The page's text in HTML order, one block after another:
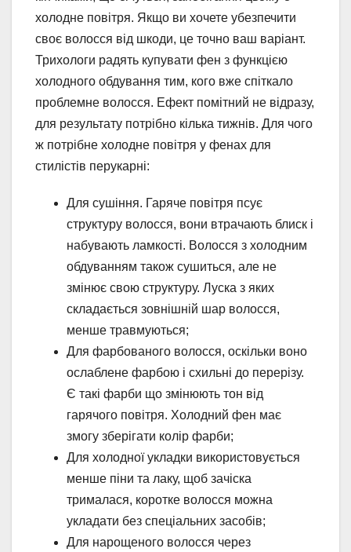
холодне повітря. Якщо ви хочете убезпечити
своє волосся від шкоди, це точно ваш варіант.
Трихологи радять купувати фен з функцією
холодного обдування тим, кого вже спіткало
проблемне волосся. Ефект помітний не відразу,
для результату потрібно кілька тижнів. Для чого
ж потрібне холодне повітря у фенах для
стилістів перукарні:
Для сушіння. Гаряче повітря псує
структуру волосся, вони втрачають блиск і
набувають ламкості. Волосся з холодним
обдуванням також сушиться, але не
змінює свою структуру. Луска з яких
складається зовнішній шар волосся,
менше травмуються;
Для фарбованого волосся, оскільки воно
ослаблене фарбою і схильні до перерізу.
Є такі фарби що змінюють тон від
гарячого повітря. Холодний фен має
змогу зберігати колір фарби;
Для холодної укладки використовується
менше піни та лаку, щоб зачіска
трималася, коротке волосся можна
укладати без спеціальних засобів;
Для нарощеного волосся через